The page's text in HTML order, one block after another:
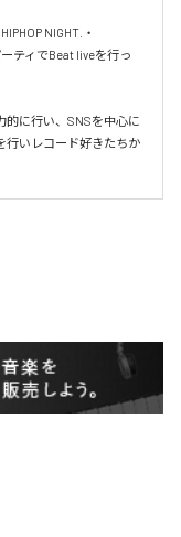
NIGHT.・
ティでBeat liveを行っ
的に行い、SNSを中心に
行いレコード好きたちか